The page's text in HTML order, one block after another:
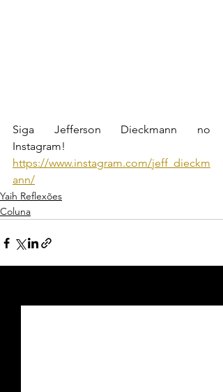
Siga Jefferson Dieckmann no
Instagram!
https://www.instagram.com/jeff_dieckm
ann/
Yaih Reflexões
Coluna